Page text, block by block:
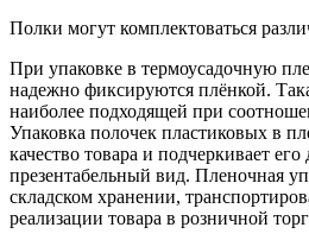
Полки могут комплектоваться
При упаковке в термоусадочную
надежно фиксируются плёнкой.
наиболее подходящей при
Упаковка полочек пластиковых в
качество товара и подчеркивает его
презентабельный вид. Пленочная
складском хранении,
реализации товара в розничной